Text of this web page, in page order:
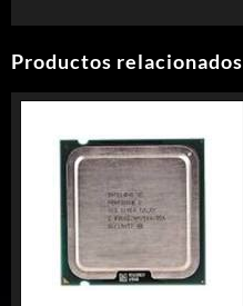
Productos relacionados